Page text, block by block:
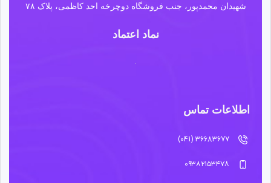
شهیدان محمدپور، جنب فروشگاه دوچرخه احد کاظمی، پلاک ۷۸
نماد اعتماد
اطلاعات تماس
36683677 (041)
۰۹۳۸۲۱۵۳۴۷۸